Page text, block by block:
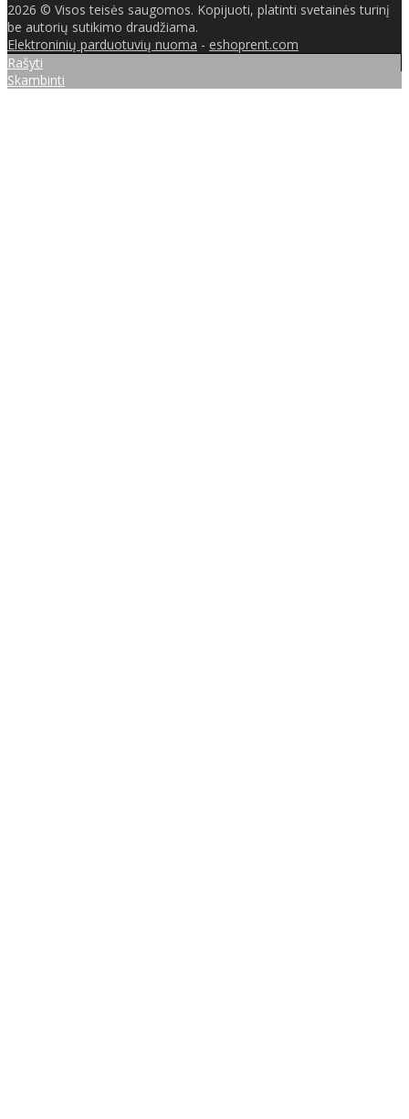
2026 © Visos teisės saugomos. Kopijuoti, platinti svetainės turinį
be autorių sutikimo draudžiama.
Elektroninių parduotuvių nuoma - eshoprent.com
Rašyti
Skambinti